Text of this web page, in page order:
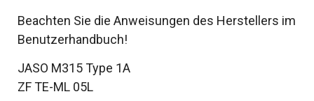
Beachten Sie die Anweisungen des Herstellers im
Benutzerhandbuch!
JASO M315 Type 1A
ZF TE-ML 05L